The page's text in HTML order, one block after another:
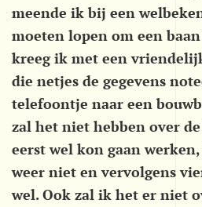
meende ik bij een
moeten lopen om een
kreeg ik met een
die netjes de gegevens
telefoontje naar een
zal het niet hebben over
eerst wel kon gaan
weer niet en vervolgens
wel. Ook zal ik het er niet